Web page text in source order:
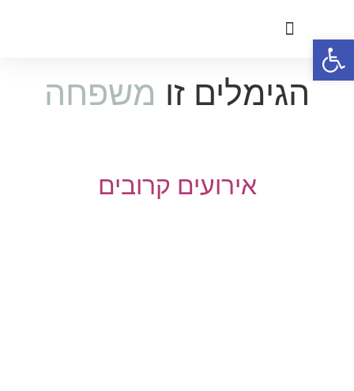
פתח סרגל נגישות
הגימלים זו משפחה
אירועים קרובים